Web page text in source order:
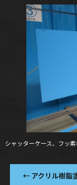
シャッターケース、フッ素
← アクリル樹